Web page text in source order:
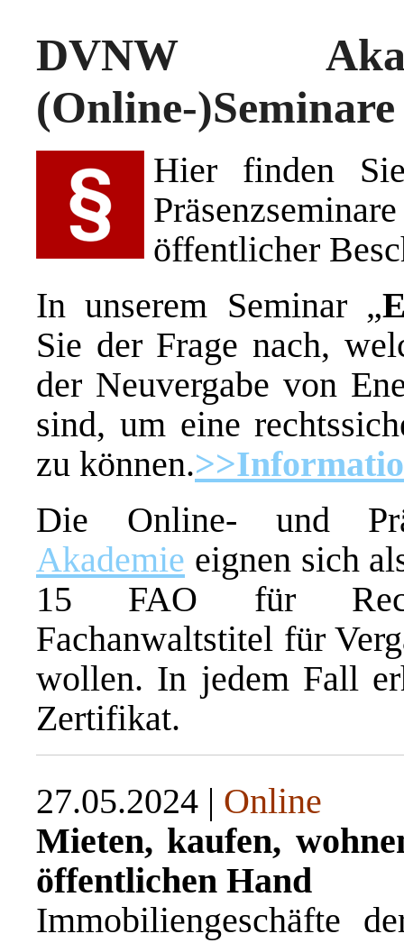
DVNW
(Online-)Seminare
Hier finden
öffentlicher
In unserem Seminar „
Sie der Frage nach,
der Neuvergabe von
sind, um eine
zu können.
Die Online- und
Akademie eignen sich
15 FAO für
Fachanwaltstitel für
wollen. In jedem Fall
Zertifikat.
27.05.2024 | Online
Mieten, kaufen,
öffentlichen Hand
Immobiliengeschäfte